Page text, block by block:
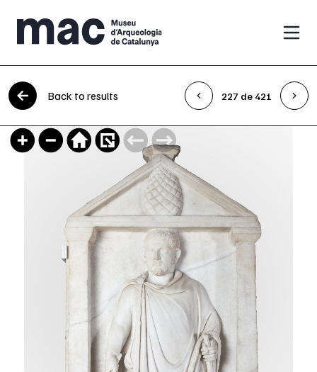
Skip to content
Back to results 227 de 421